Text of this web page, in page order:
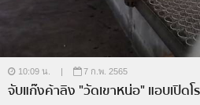
10:09 น. | 7 ก.พ. 2565
จับแก๊งค้าลิง "วัดเขาหน่อ" แอบเปิดโ